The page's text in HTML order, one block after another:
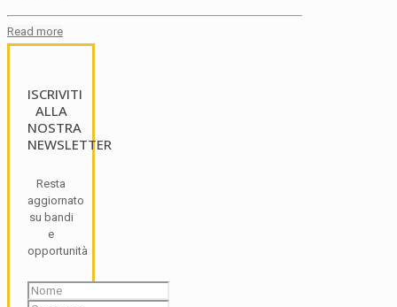
Read more
ISCRIVITI
ALLA
NOSTRA
NEWSLETTER
Resta
aggiornato
su bandi
e
opportunità